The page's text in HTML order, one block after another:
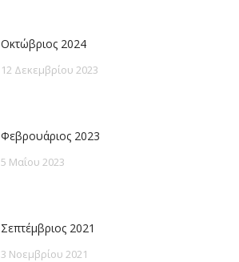
Οκτώβριος 2024
12 Δεκεμβρίου 2023
Φεβρουάριος 2023
5 Μαΐου 2023
Σεπτέμβριος 2021
3 Νοεμβρίου 2021